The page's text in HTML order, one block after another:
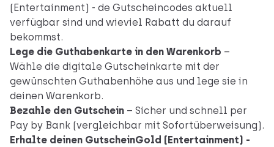
(Entertainment) - de Gutscheincodes aktuell
verfügbar sind und wieviel Rabatt du darauf
bekommst.
Lege die Guthabenkarte in den Warenkorb –
Wähle die digitale Gutscheinkarte mit der
gewünschten Guthabenhöhe aus und lege sie in
deinen Warenkorb.
Bezahle den Gutschein – Sicher und schnell per
Pay by Bank (vergleichbar mit Sofortüberweisung).
Erhalte deinen GutscheinGold (Entertainment) -